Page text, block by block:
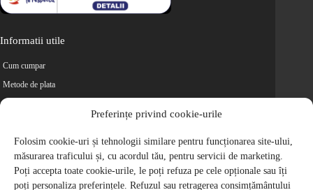
Preferințe privind cookie-urile
Folosim cookie-uri și tehnologii similare pentru funcționarea site-ului,
măsurarea traficului și, cu acordul tău, pentru servicii de marketing.
Poți accepta toate cookie-urile, le poți refuza pe cele opționale sau îți
poți personaliza preferințele. Refuzul sau retragerea consimțământului
Informatii utile
Cum cumpar
Metode de plata
Retur
Cariere
Politica de Confidentialitate